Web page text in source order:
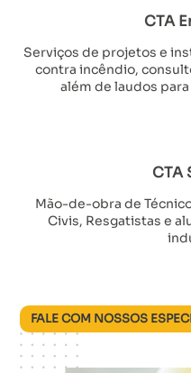
CTA
Serviços de projetos e
contra incêndio,
além de laudos
CTA
Mão-de-obra de
Civis, Resgatistas e
FALE COM NOSSOS